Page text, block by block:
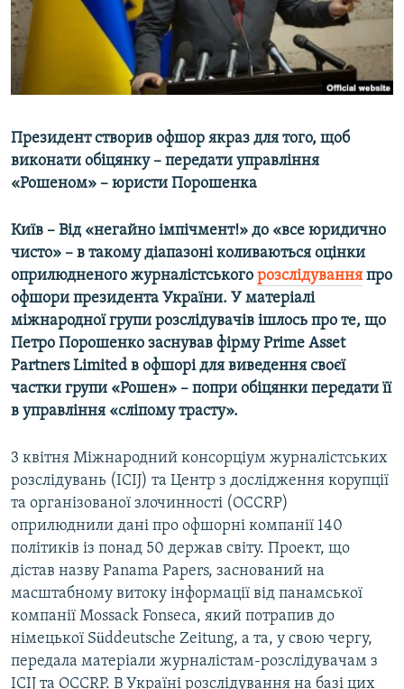
ВІДЕОУРОКИ «ELIFBE»
СВІДЧЕННЯ ОКУПАЦІЇ
УКРАЇНСЬКА ПРОБЛЕМА КРИМУ
Русский
Qırımtatar
Усі сайти RFE/RL
Президент створив офшор якраз для того, щоб
виконати обіцянку – передати управління
«Рошеном» – юристи Порошенка
Київ – Від «негайно імпічмент!» до «все юридично
чисто» – в такому діапазоні коливаються оцінки
оприлюдненого журналістського розслідування про
офшори президента України. У матеріалі
міжнародної групи розслідувачів ішлось про те, що
Петро Порошенко заснував фірму Prime Asset
Partners Limited в офшорі для виведення своєї
частки групи «Рошен» – попри обіцянки передати її
в управління «сліпому трасту».
3 квітня Міжнародний консорціум журналістських
розслідувань (ICIJ) та Центр з дослідження корупції
та організованої злочинності (OCCRP)
оприлюднили дані про офшорні компанії 140
політиків із понад 50 держав світу. Проект, що
дістав назву Panama Papers, заснований на
масштабному витоку інформації від панамської
компанії Mossack Fonseca, який потрапив до
німецької Süddeutsche Zeitung, а та, у свою чергу,
передала матеріали журналістам-розслідувачам з
ICIJ та OCCRP. В Україні розслідування на базі цих